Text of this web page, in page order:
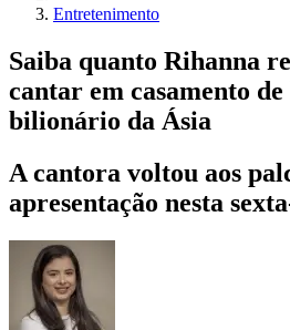
Entretenimento
Saiba quanto Rihanna
cantar em casamento
bilionário da Ásia
A cantora voltou aos
apresentação nesta